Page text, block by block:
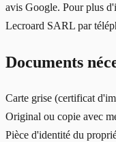
avis Google. Pour plus
Lecroard SARL par
Documents
Carte grise (certificat
Original ou copie avec
Pièce d'identité du